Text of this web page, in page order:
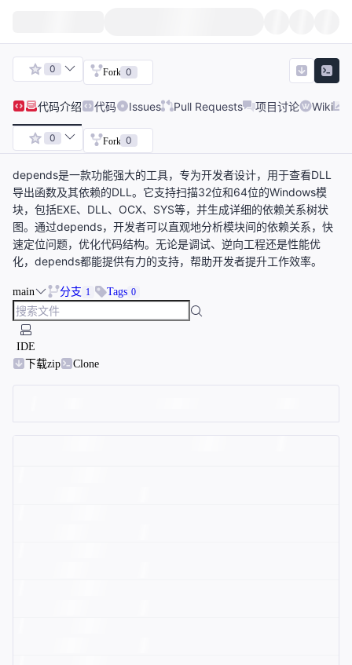
0 Fork 0
代码介绍 代码 Issues Pull Requests 项目讨论 Wiki
0 Fork 0
depends是一款功能强大的工具，专为开发者设计，用于查看DLL
导出函数及其依赖的DLL。它支持扫描32位和64位的Windows模
块，包括EXE、DLL、OCX、SYS等，并生成详细的依赖关系树状
图。通过depends，开发者可以直观地分析模块间的依赖关系，快
速定位问题，优化代码结构。无论是调试、逆向工程还是性能优
化，depends都能提供有力的支持，帮助开发者提升工作效率。
main 分支 1 Tags 0
IDE
下载zip
Clone